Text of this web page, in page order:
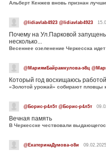
Альберт Кенжев вновь признан
@lidiavlab4923 @lidiavlab4923
Почему на Ул.Парковой
несколько...
Весеннее озеленение Черкесска
@МариямБайрамкулова-э8ц
Который год восхищаюсь
«Золотой урожай» собирают пловцы
@Борис-р4л5т @Борис-р4л5т
Вечная память
@ЕкатеринаДумова-о8и